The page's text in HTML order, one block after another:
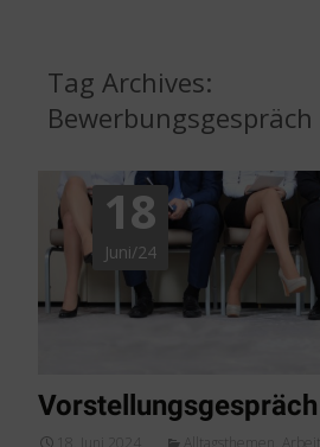
Tag Archives:
Bewerbungsgespräch
18
Juni/24
Vorstellungsgespräch
18. Juni 2024 Alltagsthemen , Arbeit